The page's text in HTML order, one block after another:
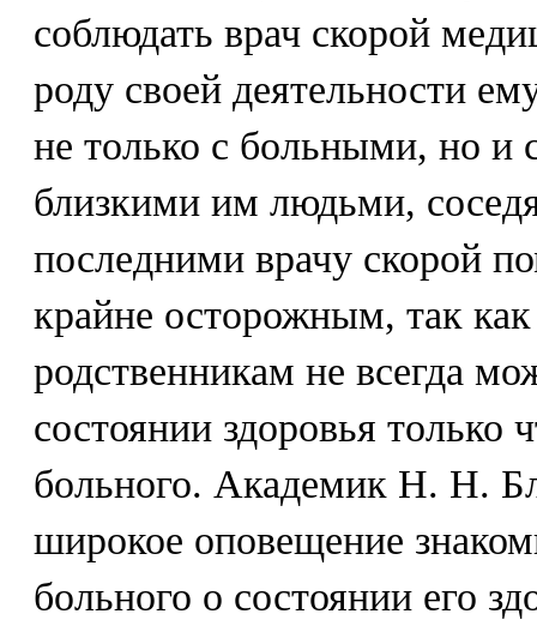
соблюдать врач скорой
роду своей деятельности
не только с больными, но и
близкими им людьми,
последними врачу скорой
крайне осторожным, так
родственникам не всегда
состоянии здоровья только
больного. Академик Н. Н.
широкое оповещение
больного о состоянии его